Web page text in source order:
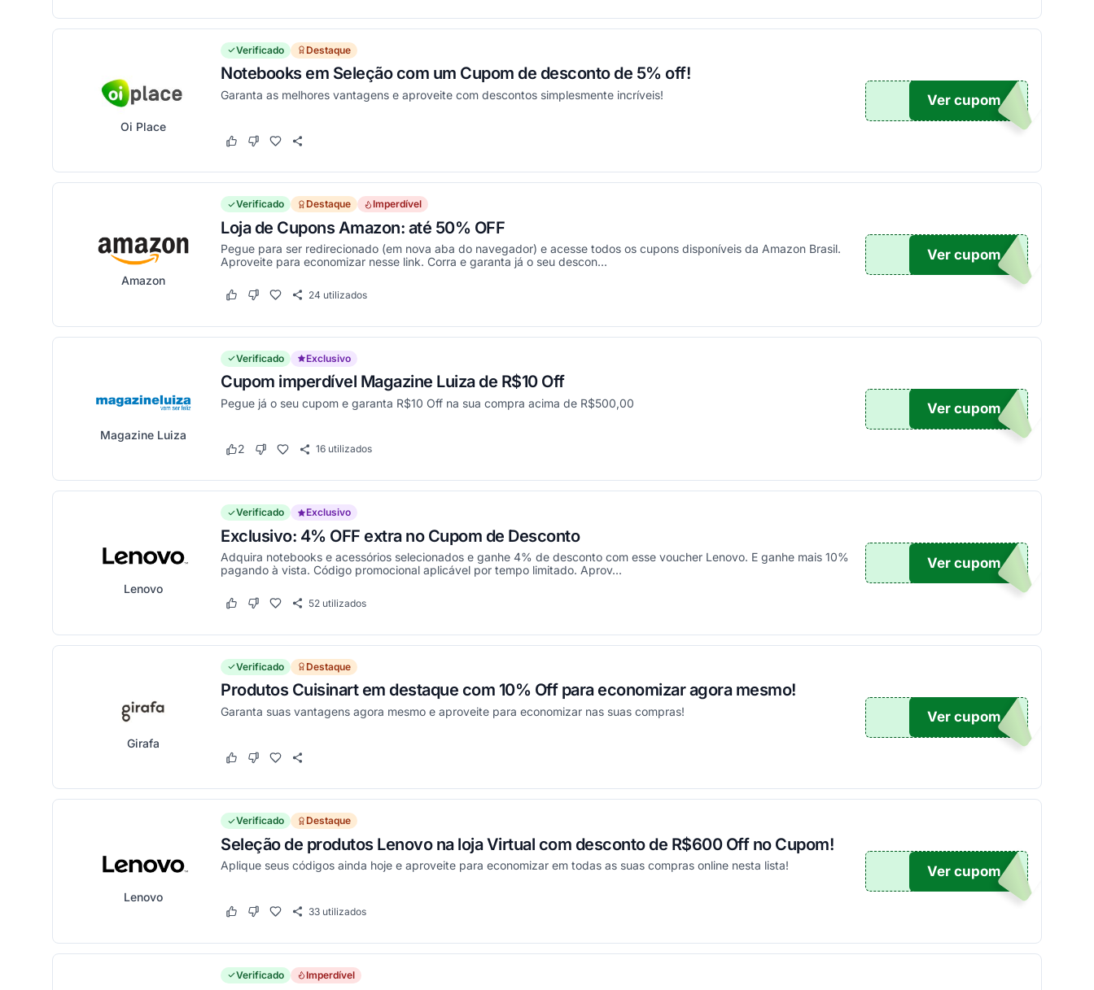
Oi Place
Verificado Destaque
Notebooks em Seleção com um Cupom de desconto de 5% off!
Garanta as melhores vantagens e aproveite com descontos simplesmente incríveis!
Este cupom funcionou
Este cupom não funcionou
OK5
Ver cupom
Amazon
Verificado Destaque Imperdível
Loja de Cupons Amazon: até 50% OFF
Pegue para ser redirecionado (em nova aba do navegador) e acesse todos os cupons disponíveis da Amazon Brasil.
Aproveite para economizar nesse link. Corra e garanta já o seu descon...
Este cupom funcionou
Este cupom não funcionou
24 utilizados
TICO
Ver cupom
Magazine Luiza
Verificado Exclusivo
Cupom imperdível Magazine Luiza de R$10 Off
Pegue já o seu cupom e garanta R$10 Off na sua compra acima de R$500,00
Este cupom funcionou
2 Este cupom não funcionou
16 utilizados
UPOM
Ver cupom
Lenovo
Verificado Exclusivo
Exclusivo: 4% OFF extra no Cupom de Desconto
Adquira notebooks e acessórios selecionados e ganhe 4% de desconto com esse voucher Lenovo. E ganhe mais 10%
pagando à vista. Código promocional aplicável por tempo limitado. Aprov...
Este cupom funcionou
Este cupom não funcionou
52 utilizados
POM5
Ver cupom
Girafa
Verificado Destaque
Produtos Cuisinart em destaque com 10% Off para economizar agora mesmo!
Garanta suas vantagens agora mesmo e aproveite para economizar nas suas compras!
Este cupom funcionou
Este cupom não funcionou
A10
Ver cupom
Lenovo
Verificado Destaque
Seleção de produtos Lenovo na loja Virtual com desconto de R$600 Off no Cupom!
Aplique seus códigos ainda hoje e aproveite para economizar em todas as suas compras online nesta lista!
Este cupom funcionou
Este cupom não funcionou
33 utilizados
WEEK
Ver cupom
Verificado Imperdível